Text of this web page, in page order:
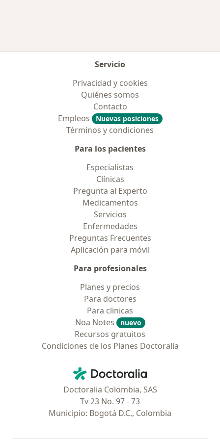
Servicio
Privacidad y cookies
Quiénes somos
Contacto
Empleos
Nuevas posiciones
Términos y condiciones
Para los pacientes
Especialistas
Clínicas
Pregunta al Experto
Medicamentos
Servicios
Enfermedades
Preguntas Frecuentes
Aplicación para móvil
Para profesionales
Planes y precios
Para doctores
Para clinicas
Noa Notes
nuevo
Recursos gratuitos
Condiciones de los Planes Doctoralia
Doctoralia - Página de inicio
Doctoralia Colombia, SAS
Tv 23 No. 97 - 73
Municipio: Bogotá D.C., Colombia